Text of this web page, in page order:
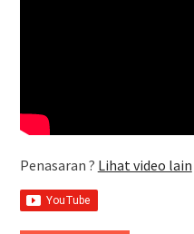
Penasaran ? Lihat video lain